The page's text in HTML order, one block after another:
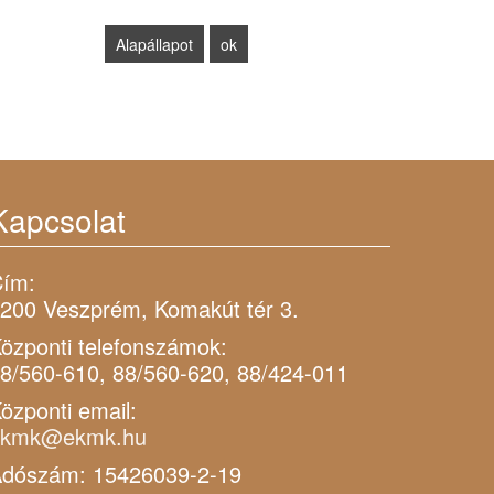
Veszprém, Komakút tér 3.
telefonszámok:
560-610, 88/560-620, 88/424-011
email:
15426039-2-19